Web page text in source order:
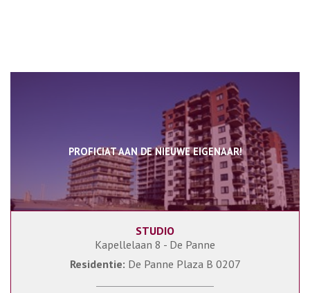
PROFICIAT AAN DE NIEUWE EIGENAAR!
29 m²
STUDIO
Kapellelaan 8 - De Panne
Residentie: De Panne Plaza B 0207